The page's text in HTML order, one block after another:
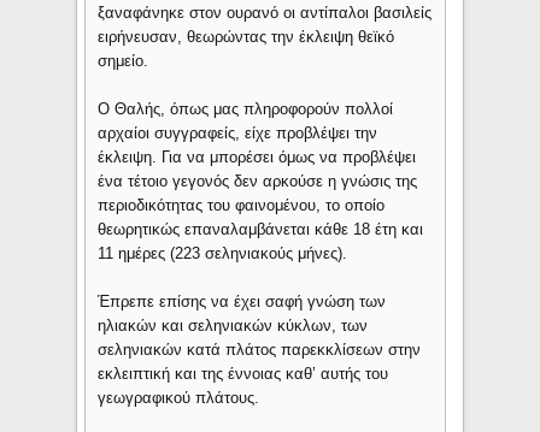
ξαναφάνηκε στον ουρανό οι αντίπαλοι βασιλείς
ειρήνευσαν, θεωρώντας την έκλειψη θεϊκό
σημείο.
Ο Θαλής, όπως μας πληροφορούν πολλοί
αρχαίοι συγγραφείς, είχε προβλέψει την
έκλειψη. Για να μπορέσει όμως να προβλέψει
ένα τέτοιο γεγονός δεν αρκούσε η γνώσις της
περιοδικότητας του φαινομένου, το οποίο
θεωρητικώς επαναλαμβάνεται κάθε 18 έτη και
11 ημέρες (223 σεληνιακούς μήνες).
Έπρεπε επίσης να έχει σαφή γνώση των
ηλιακών και σεληνιακών κύκλων, των
σεληνιακών κατά πλάτος παρεκκλίσεων στην
εκλειπτική και της έννοιας καθ’ αυτής του
γεωγραφικού πλάτους.